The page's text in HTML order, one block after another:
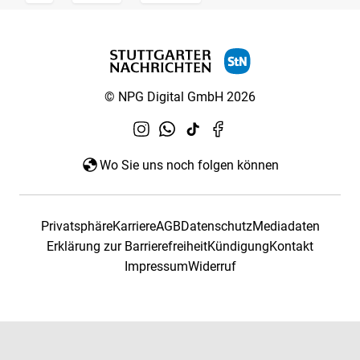
© NPG Digital GmbH 2026
Wo Sie uns noch folgen können
PrivatsphäreKarriereAGBDatenschutzMediadaten
Erklärung zur BarrierefreiheitKündigungKontakt
ImpressumWiderruf